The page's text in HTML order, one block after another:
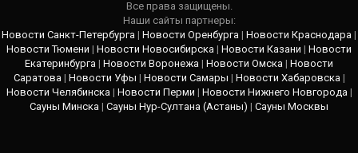
Все права защищены.
Наши сайты партнеры:
Новости Санкт-Петербурга | Новости Оренбурга | Новости Краснодара |
Новости Тюмени | Новости Новосибирска | Новости Казани | Новости
Екатеринбурга | Новости Воронежа | Новости Омска | Новости
Саратова | Новости Уфы | Новости Самары | Новости Хабаровска |
Новости Челябинска | Новости Перми | Новости Нижнего Новгорода |
Сауны Минска | Сауны Нур-Султана (Астаны) | Сауны Москвы